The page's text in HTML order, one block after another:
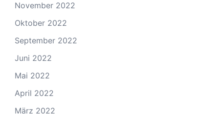
November 2022
Oktober 2022
September 2022
Juni 2022
Mai 2022
April 2022
März 2022